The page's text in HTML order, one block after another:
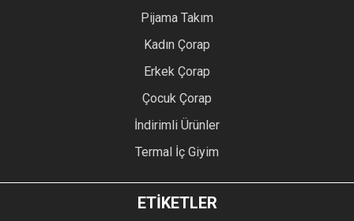
Pijama Takım
Kadın Çorap
Erkek Çorap
Çocuk Çorap
İndirimli Ürünler
Termal İç Giyim
ETİKETLER